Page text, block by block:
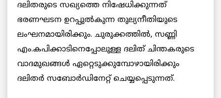
ദലിതരുടെ സഖ്യത്തെ നിഷേധിക്കുന്നത്
ഭരണഘടന ഉറപ്പുല്‍കുന്ന തുല്യനീതിയുടെ
ലംഘനമായിരിക്കും. ചുരുക്കത്തില്‍, സണ്ണി
എം.കപിക്കാടിനെപ്പോലുള്ള ദലിത് ചിന്തകരുടെ
വാദമുഖങ്ങള്‍ ഏറ്റെടുക്കുമ്പോഴായിരിക്കും
ദലിതര്‍ സബോര്‍ഡിനേറ്റ് ചെയ്യപ്പെടുന്നത്.